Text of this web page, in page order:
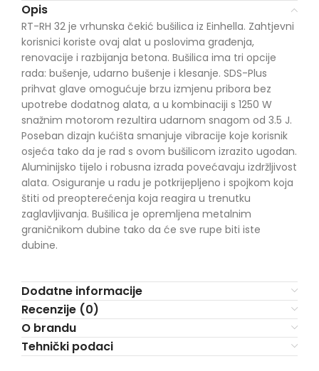
Opis
RT-RH 32 je vrhunska čekić bušilica iz Einhella. Zahtjevni
korisnici koriste ovaj alat u poslovima građenja,
renovacije i razbijanja betona. Bušilica ima tri opcije
rada: bušenje, udarno bušenje i klesanje. SDS-Plus
prihvat glave omogućuje brzu izmjenu pribora bez
upotrebe dodatnog alata, a u kombinaciji s 1250 W
snažnim motorom rezultira udarnom snagom od 3.5 J.
Poseban dizajn kućišta smanjuje vibracije koje korisnik
osjeća tako da je rad s ovom bušilicom izrazito ugodan.
Aluminijsko tijelo i robusna izrada povećavaju izdržljivost
alata. Osiguranje u radu je potkrijepljeno i spojkom koja
štiti od preopterećenja koja reagira u trenutku
zaglavljivanja. Bušilica je opremljena metalnim
graničnikom dubine tako da će sve rupe biti iste
dubine.
Dodatne informacije
Recenzije (0)
O brandu
Tehnički podaci